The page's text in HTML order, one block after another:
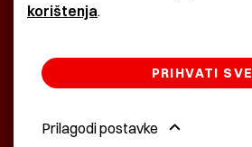
korištenja.
Prilagodi postavke
PRIHVATI SVE